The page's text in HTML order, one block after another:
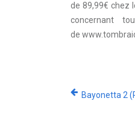
de 89,99€ chez
concernant
de
Bayonetta 2